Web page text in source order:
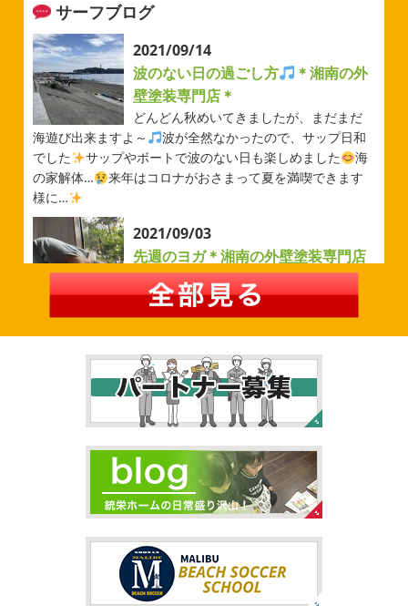
から ...
2026/05/31
ベルマーレ
＊横浜・藤沢・寒
川・茅ヶ崎・小田原外壁塗装専門店
＊
みなさんこんにちは(#^.^#)
先日は試合の応援に行ったの
でその時の写真を載せようと思います
今シーズン初の応
援(*^▽^*)弊社の新しい担当のキクチさんにも会えました
今シーズンもよろしくお願いいたします
2026/05/02
自転車
＊横浜・藤沢・寒川・茅
ヶ崎・小田原外壁塗装専門店＊
みなさんこんにちは
ＧＷはいかがお
過ごしですか？先日は娘と海沿いにある公園で自転車の練
習に行ってきました
今まではキックボード派だったので
自転車に興味を示さなかったのですが、お友達の影響で欲
しいとお願いされたので早速練 ...
2026/02/26
崎・小田原外壁塗装専門店＊
こんにちは♡今週は3連休明けからのスタ
ートでしたね!!皆様連休はいかがお過ごしでしたでしょう
か？私は息子のサッカー遠征の応援に御殿場のほうまで行
ってきました
暖かくなると思っていたら、強風で思って
いたよりも寒かったです… ...
2026/02/12
サーフブログ
2021/09/14
波のない日の過ごし方
＊湘南の外
壁塗装専門店＊
どんどん秋めいてきましたが、まだまだ
海遊び出来ますよ～
波が全然なかったので、サップ日和
でした
サップやボートで波のない日も楽しめました
海
の家解体…
来年はコロナがおさまって夏を満喫できます
様に…
2021/09/03
先週のヨガ＊湘南の外壁塗装専門店
＊
先週のヨガ はい、可愛い～
ダウンド
ッグ
はおちゃんだいぶヨガがお上手に
伸ばしてる後ろ
に、はおちゃんが積み上げたヨガブロックが
夏休み中で
先生の息子さんも
先生2人抱っこすごい
子連れ歓迎ヨ
ガ、運動の秋
皆様も是非一緒 ...
2021/09/02
＊
夏休みが終わったと思ったら、急に寒く
なりましたね
夏休み最後の週末に海へ
日曜日はちょっ
と寒かったです
海に入っている時からチクチクするなと
思っていたのですが、次の日に身体中が痒い!!チンクイが大
量発生しているようです
...
2021/08/16